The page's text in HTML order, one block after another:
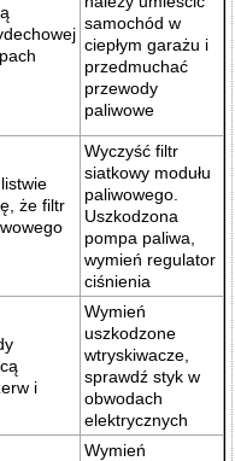
samochód w
ciepłym garażu i
przedmuchać
przewody
paliwowe
że filtr
Wyczyść filtr
siatkowy modułu
paliwowego.
Uszkodzona
pompa paliwa,
wymień regulator
ciśnienia
i
Wymień
uszkodzone
wtryskiwacze,
sprawdź styk w
obwodach
elektrycznych
Wymień